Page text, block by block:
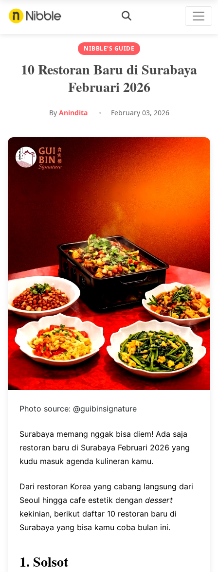
NIBBLE'S GUIDE
10 Restoran Baru di Surabaya
Februari 2026
By Anindita February 03, 2026
Photo source: @guibinsignature
Surabaya memang nggak bisa diem! Ada saja
restoran baru di Surabaya Februari 2026 yang
kudu masuk agenda kulineran kamu.
Dari restoran Korea yang cabang langsung dari
Seoul hingga cafe estetik dengan dessert
kekinian, berikut daftar 10 restoran baru di
Surabaya yang bisa kamu coba bulan ini.
1. Solsot